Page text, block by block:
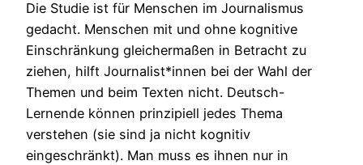
Die Studie ist für Menschen im Journalismus
gedacht. Menschen mit und ohne kognitive
Einschränkung gleichermaßen in Betracht zu
ziehen, hilft Journalist*innen bei der Wahl der
Themen und beim Texten nicht. Deutsch-
Lernende können prinzipiell jedes Thema
verstehen (sie sind ja nicht kognitiv
eingeschränkt). Man muss es ihnen nur in